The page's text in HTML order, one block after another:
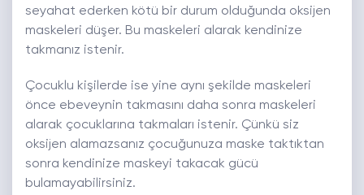
seyahat ederken kötü bir durum olduğunda oksijen
maskeleri düşer. Bu maskeleri alarak kendinize
takmanız istenir.
Çocuklu kişilerde ise yine aynı şekilde maskeleri
önce ebeveynin takmasını daha sonra maskeleri
alarak çocuklarına takmaları istenir. Çünkü siz
oksijen alamazsanız çocuğunuza maske taktıktan
sonra kendinize maskeyi takacak gücü
bulamayabilirsiniz.